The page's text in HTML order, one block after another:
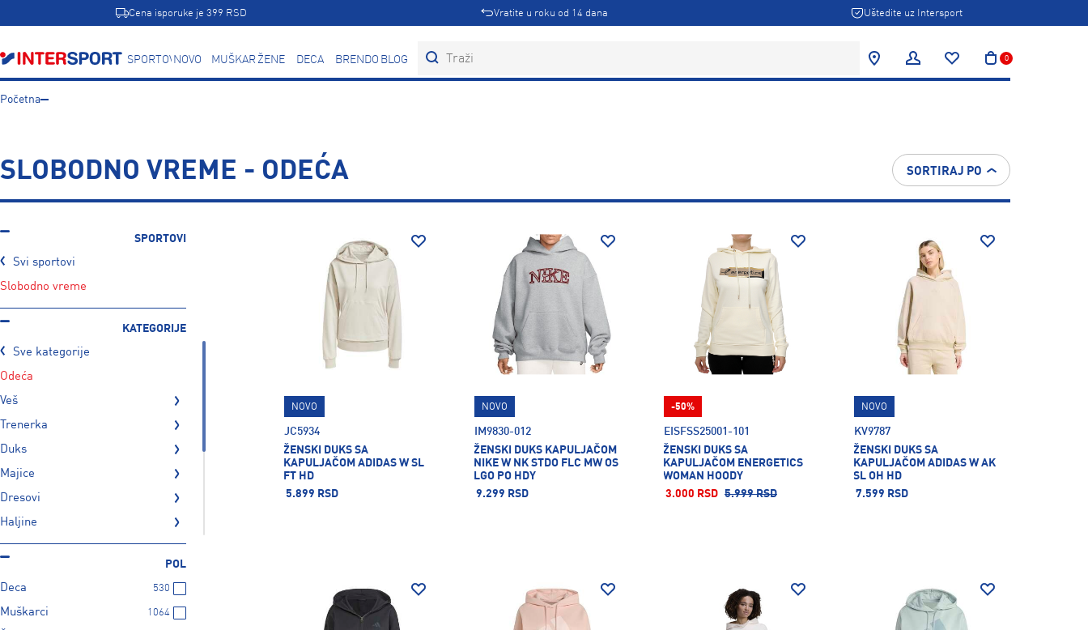
Cena isporuke je 399 RSD Vratite u roku od 14 dana Uštedite uz Intersport
SPORTOVINOVO MUŠKARCIŽENE DECA BRENDOVIBLOG 0
Početna
SLOBODNO VREME - ODEĆA SORTIRAJ PO
SPORTOVI
Svi sportovi
slobodno vreme
KATEGORIJE
Sve kategorije
odeća
veš
trenerka
duks
majice
dresovi
haljine
suknje
POL
Deca 530
Muškarci 1064
JC5934
ŽENSKI DUKS SA
KAPULJAČOM ADIDAS W SL
FT HD
5.899 RSD
NOVO
IM9830-012
ŽENSKI DUKS KAPULJAČOM
NIKE W NK STDO FLC MW OS
LGO PO HDY
9.299 RSD
NOVO
EISFSS25001-101
ŽENSKI DUKS SA
KAPULJAČOM ENERGETICS
WOMAN HOODY
3.000 RSD 5.999 RSD
-50%
KV9787
ŽENSKI DUKS SA
KAPULJAČOM ADIDAS W AK
SL OH HD
7.599 RSD
NOVO